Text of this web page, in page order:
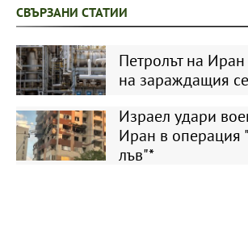
СВЪРЗАНИ СТАТИИ
Петролът на
на зараждащия
Израел удари
Иран в операция
лъв"*